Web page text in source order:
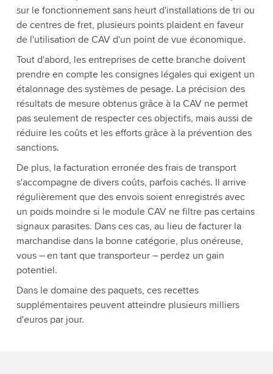
sur le fonctionnement sans heurt d'installations de tri ou
de centres de fret, plusieurs points plaident en faveur
de l'utilisation de CAV d'un point de vue économique.
Tout d'abord, les entreprises de cette branche doivent
prendre en compte les consignes légales qui exigent un
étalonnage des systèmes de pesage. La précision des
résultats de mesure obtenus grâce à la CAV ne permet
pas seulement de respecter ces objectifs, mais aussi de
réduire les coûts et les efforts grâce à la prévention des
sanctions.
De plus, la facturation erronée des frais de transport
s'accompagne de divers coûts, parfois cachés. Il arrive
régulièrement que des envois soient enregistrés avec
un poids moindre si le module CAV ne filtre pas certains
signaux parasites. Dans ces cas, au lieu de facturer la
marchandise dans la bonne catégorie, plus onéreuse,
vous – en tant que transporteur – perdez un gain
potentiel.
Dans le domaine des paquets, ces recettes
supplémentaires peuvent atteindre plusieurs milliers
d'euros par jour.